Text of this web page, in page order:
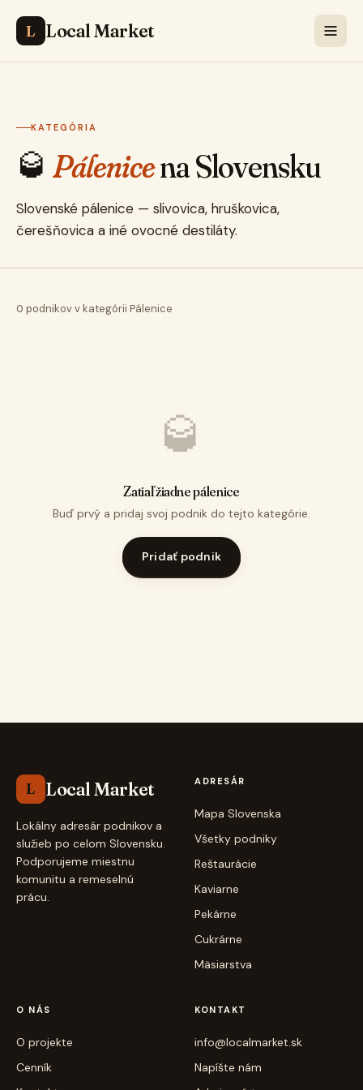
L Local Market
KATEGÓRIA
🥃Pálenicena Slovensku
Slovenské pálenice — slivovica, hruškovica,
čerešňovica a iné ovocné destiláty.
0 podnikov v kategórii Pálenice
🥃
Zatiaľ žiadne pálenice
Buď prvý a pridaj svoj podnik do tejto kategórie.
Pridať podnik
L Local Market
Lokálny adresár podnikov a
služieb po celom Slovensku.
Podporujeme miestnu
komunitu a remeselnú
prácu.
ADRESÁR
Mapa Slovenska
Všetky podniky
Reštaurácie
Kaviarne
Pekárne
Cukrárne
Mäsiarstva
O NÁS
O projekte
Cenník
KONTAKT
info@localmarket.sk
Napíšte nám